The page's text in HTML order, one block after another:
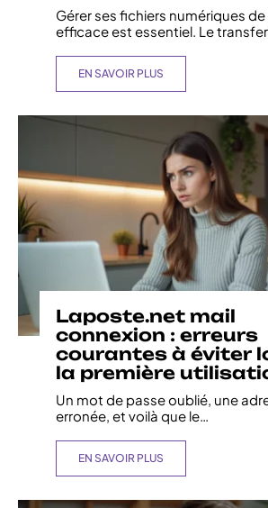
Gérer ses fichiers numériques
efficace est essentiel. Le
EN SAVOIR PLUS
Laposte.net mail
connexion : erreurs
courantes à éviter
la première
Un mot de passe oublié, une
erronée, et voilà que le
EN SAVOIR PLUS